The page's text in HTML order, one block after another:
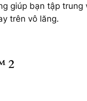
giúp bạn tập trung
trên vô lăng.
2